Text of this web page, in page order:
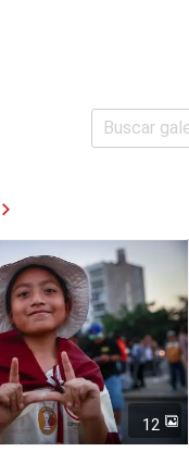
chevron_right
12